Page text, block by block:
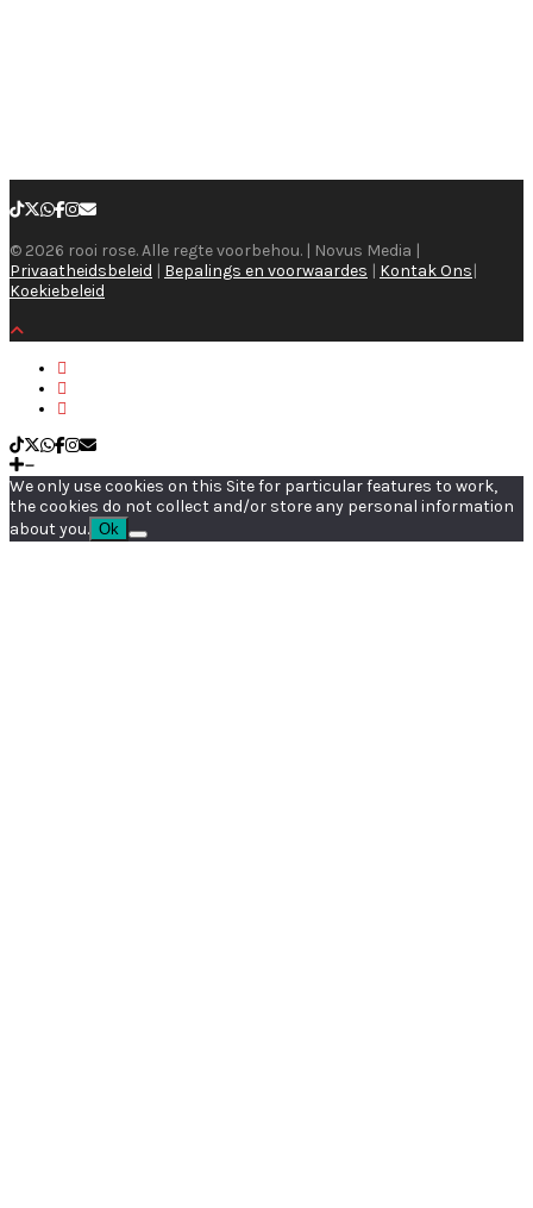
© 2026 rooi rose. Alle regte voorbehou. | Novus Media |
Privaatheidsbeleid | Bepalings en voorwaardes | Kontak Ons|
Koekiebeleid
We only use cookies on this Site for particular features to work,
the cookies do not collect and/or store any personal information
about you. Ok